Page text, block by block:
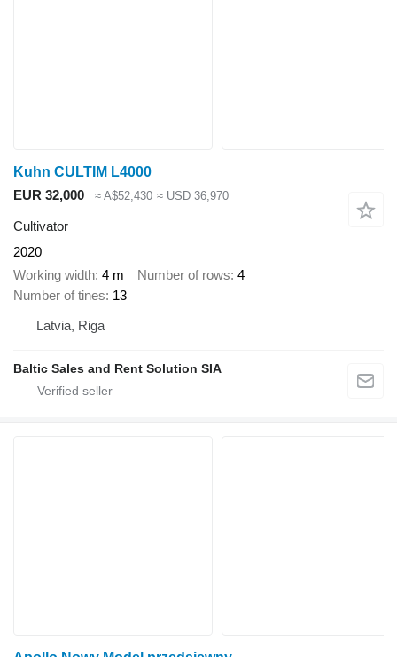
Kuhn CULTIM L4000
EUR 32,000
≈ A$52,430 ≈ USD 36,970
Cultivator
2020
Working width 4 m Number of rows 4
Number of tines 13
Latvia, Riga
Baltic Sales and Rent Solution SIA